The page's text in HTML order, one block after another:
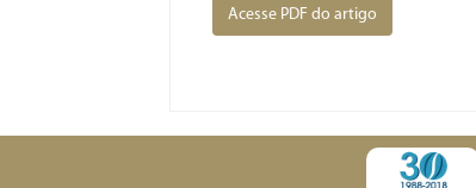
Acesse PDF do artigo